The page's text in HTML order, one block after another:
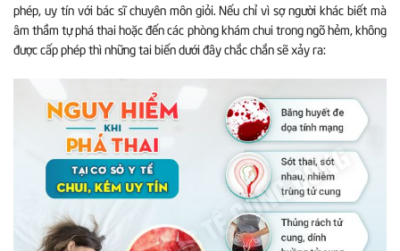
phép, uy tín với bác sĩ chuyên môn giỏi. Nếu chỉ vì sợ người khác biết mà
âm thầm tự phá thai hoặc đến các phòng khám chui trong ngõ hẻm, không
được cấp phép thì những tai biến dưới đây chắc chắn sẽ xảy ra: